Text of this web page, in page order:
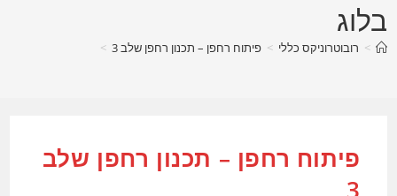
בלוג
> רובוטרוניקס כללי > פיתוח רחפן – תכנון רחפן שלב 3 >
פיתוח רחפן – תכנון רחפן שלב